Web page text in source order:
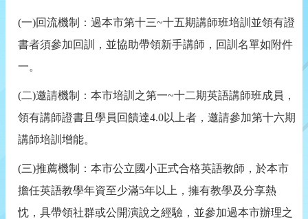
(一)回流機制： 過本市第十三~十五期講師班培訓並領有證
書者須參加回訓，並協助帶領新手講師，回訓名單如附件
一。
(二)邀請機制： 本市培訓之第一~十二期英語講師班成員，
領有講師證書且學員回饋達4.0以上者，邀請參加第十六期
講師培訓增能。
(三)推薦機制： 本市公立國小正式合格英語教師，於本市
擔任英語教學年資至少滿5年以上，擁有教學及分享熱
忱，具帶領社群或公開演說之經驗，並參加過本市辦理之